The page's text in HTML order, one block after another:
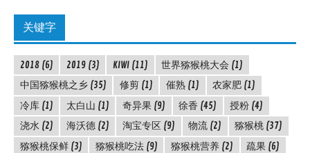
关键字
2018(6) 2019(3) KIWI(11) 世界猕猴桃大会 (1)
中国猕猴桃之乡(35) 修剪(1) 催熟(1) 农家肥 (1)
冷库(1) 太白山 (1) 奇异果 (9) 徐香 (45) 授粉 (4)
浇水(2) 海沃德(2) 淘宝专区(9) 物流 (2) 猕猴桃 (37)
猕猴桃保鲜(3) 猕猴桃吃法(9) 猕猴桃营养(2) 疏果 (6)